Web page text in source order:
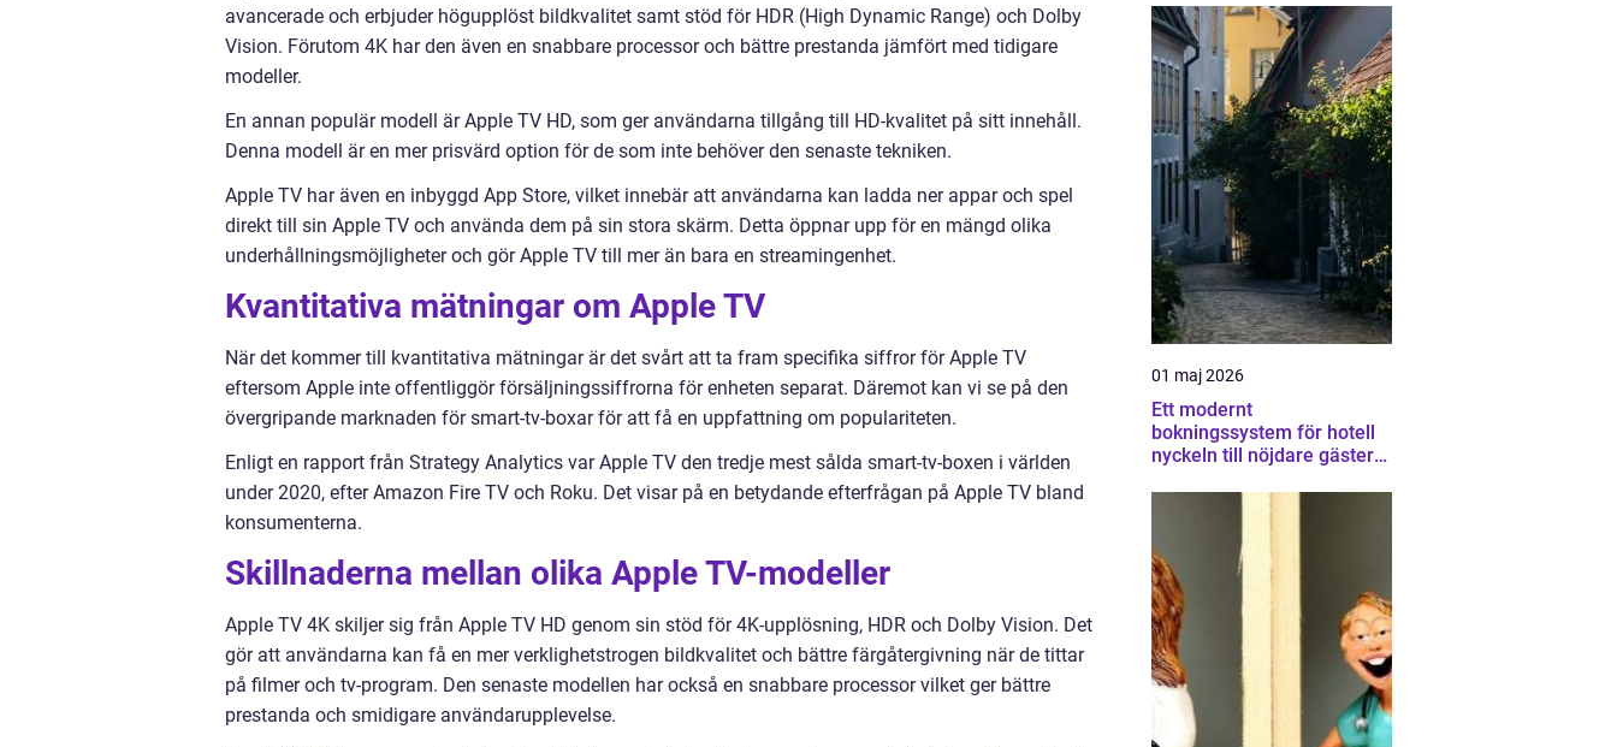
avancerade och erbjuder högupplöst bildkvalitet samt stöd för HDR (High Dynamic Range) och Dolby
Vision. Förutom 4K har den även en snabbare processor och bättre prestanda jämfört med tidigare
modeller.
En annan populär modell är Apple TV HD, som ger användarna tillgång till HD-kvalitet på sitt innehåll.
Denna modell är en mer prisvärd option för de som inte behöver den senaste tekniken.
Apple TV har även en inbyggd App Store, vilket innebär att användarna kan ladda ner appar och spel
direkt till sin Apple TV och använda dem på sin stora skärm. Detta öppnar upp för en mängd olika
underhållningsmöjligheter och gör Apple TV till mer än bara en streamingenhet.
Kvantitativa mätningar om Apple TV
När det kommer till kvantitativa mätningar är det svårt att ta fram specifika siffror för Apple TV
eftersom Apple inte offentliggör försäljningssiffrorna för enheten separat. Däremot kan vi se på den
övergripande marknaden för smart-tv-boxar för att få en uppfattning om populariteten.
Enligt en rapport från Strategy Analytics var Apple TV den tredje mest sålda smart-tv-boxen i världen
under 2020, efter Amazon Fire TV och Roku. Det visar på en betydande efterfrågan på Apple TV bland
konsumenterna.
Skillnaderna mellan olika Apple TV-modeller
Apple TV 4K skiljer sig från Apple TV HD genom sin stöd för 4K-upplösning, HDR och Dolby Vision. Det
gör att användarna kan få en mer verklighetstrogen bildkvalitet och bättre färgåtergivning när de tittar
på filmer och tv-program. Den senaste modellen har också en snabbare processor vilket ger bättre
prestanda och smidigare användarupplevelse.
01 maj 2026
Ett modernt
bokningssystem för hotell
nyckeln till nöjdare gäster